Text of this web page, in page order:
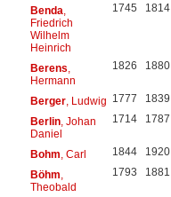
Benda
Friedrich
Wilhelm
Heinrich
1745 1814
Berens
Hermann
1826 1880
Berger, Ludwig 1777 1839
Berlin, Johan
Daniel
1714 1787
Bohm , Carl 1844 1920
Böhm
Theobald
1793 1881